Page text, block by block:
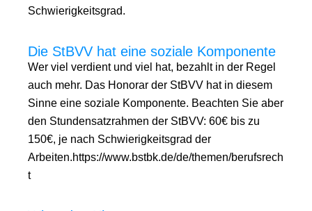
Schwierigkeitsgrad.
Die StBVV hat eine soziale Komponente
Wer viel verdient und viel hat, bezahlt in der Regel
auch mehr. Das Honorar der StBVV hat in diesem
Sinne eine soziale Komponente. Beachten Sie aber
den Stundensatzrahmen der StBVV: 60€ bis zu
150€, je nach Schwierigkeitsgrad der
Arbeiten.https://www.bstbk.de/de/themen/berufsrech
t